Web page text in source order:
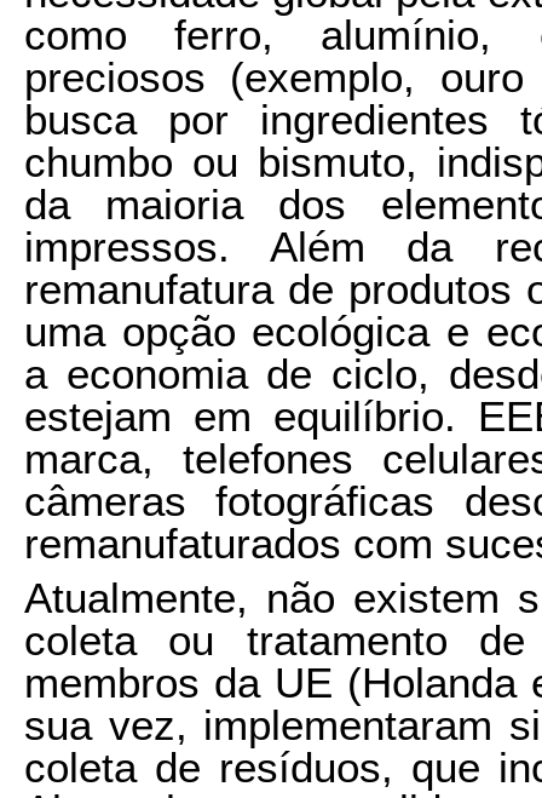
como ferro, alumínio,
preciosos (exemplo,
busca por ingredientes
chumbo ou bismuto,
da maioria dos
impressos. Além da
remanufatura de produtos
uma opção ecológica e
a economia de ciclo,
estejam em equilíbrio.
marca, telefones
câmeras fotográficas
remanufaturados com
Atualmente, não existem
coleta ou tratamento
membros da UE
sua vez, implementaram
coleta de resíduos, que